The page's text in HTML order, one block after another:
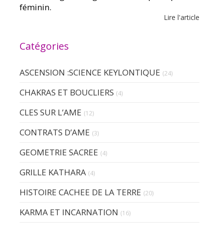
féminin.
Lire l'article
Catégories
ASCENSION :SCIENCE KEYLONTIQUE (24)
CHAKRAS ET BOUCLIERS (4)
CLES SUR L’AME (12)
CONTRATS D’AME (3)
GEOMETRIE SACREE (4)
GRILLE KATHARA (4)
HISTOIRE CACHEE DE LA TERRE (20)
KARMA ET INCARNATION (16)